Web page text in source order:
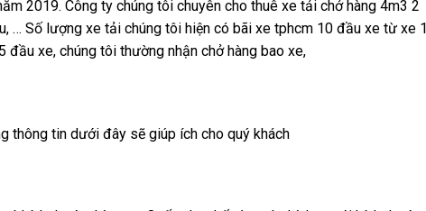
2019. Công ty chúng tôi chuyên cho thuê xe tải chở hàng 4m3 2
… Số lượng xe tải chúng tôi hiện có bãi xe tphcm 10 đầu xe từ xe 1
đầu xe, chúng tôi thường nhận chở hàng bao xe,
thông tin dưới đây sẽ giúp ích cho quý khách